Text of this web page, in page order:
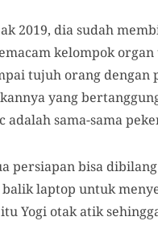
2019, dia sudah
kelompok
tujuh orang dengan
yang
adalah sama-sama
persiapan bisa
laptop untuk
Yogi otak atik